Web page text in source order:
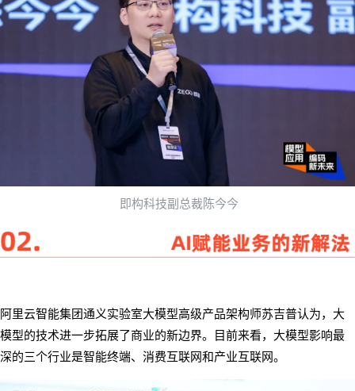
即构科技副总裁陈今今
阿里云智能集团通义实验室大模型高级产品架构师苏吉普认为，大
模型的技术进一步拓展了商业的新边界。目前来看，大模型影响最
深的三个行业是智能终端、消费互联网和产业互联网。